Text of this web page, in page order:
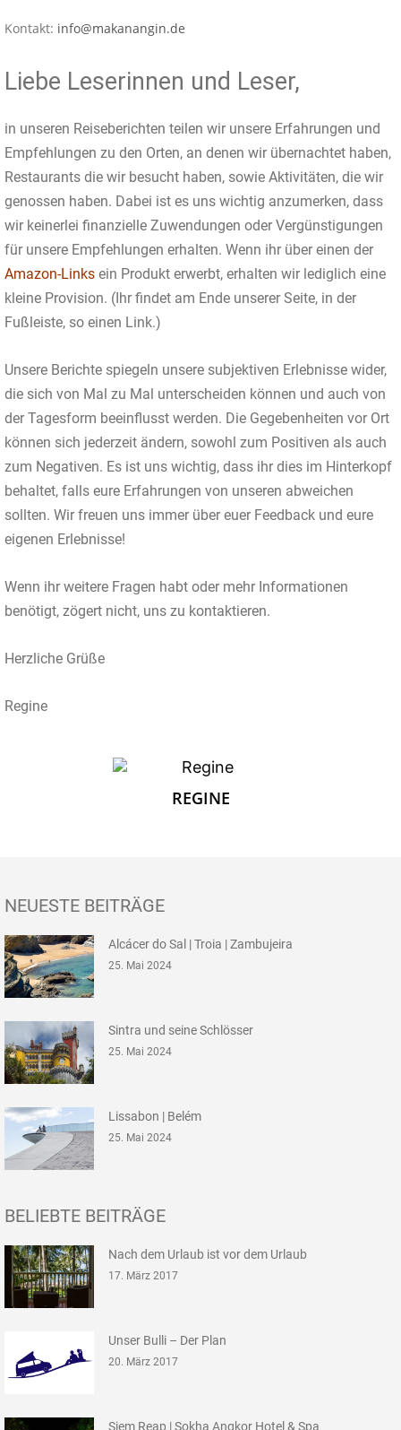
Kontakt: info@makanangin.de
Liebe Leserinnen und Leser,
in unseren Reiseberichten teilen wir unsere Erfahrungen und
Empfehlungen zu den Orten, an denen wir übernachtet haben,
Restaurants die wir besucht haben, sowie Aktivitäten, die wir
genossen haben. Dabei ist es uns wichtig anzumerken, dass
wir keinerlei finanzielle Zuwendungen oder Vergünstigungen
für unsere Empfehlungen erhalten. Wenn ihr über einen der
Amazon-Links ein Produkt erwerbt, erhalten wir lediglich eine
kleine Provision. (Ihr findet am Ende unserer Seite, in der
Fußleiste, so einen Link.)
Unsere Berichte spiegeln unsere subjektiven Erlebnisse wider,
die sich von Mal zu Mal unterscheiden können und auch von
der Tagesform beeinflusst werden. Die Gegebenheiten vor Ort
können sich jederzeit ändern, sowohl zum Positiven als auch
zum Negativen. Es ist uns wichtig, dass ihr dies im Hinterkopf
behaltet, falls eure Erfahrungen von unseren abweichen
sollten. Wir freuen uns immer über euer Feedback und eure
eigenen Erlebnisse!
Wenn ihr weitere Fragen habt oder mehr Informationen
benötigt, zögert nicht, uns zu kontaktieren.
Herzliche Grüße
Regine
REGINE
NEUESTE BEITRÄGE
Alcácer do Sal | Troia | Zambujeira
25. Mai 2024
Sintra und seine Schlösser
25. Mai 2024
Lissabon | Belém
25. Mai 2024
BELIEBTE BEITRÄGE
Nach dem Urlaub ist vor dem Urlaub
17. März 2017
Unser Bulli – Der Plan
20. März 2017
Siem Reap | Sokha Angkor Hotel & Spa